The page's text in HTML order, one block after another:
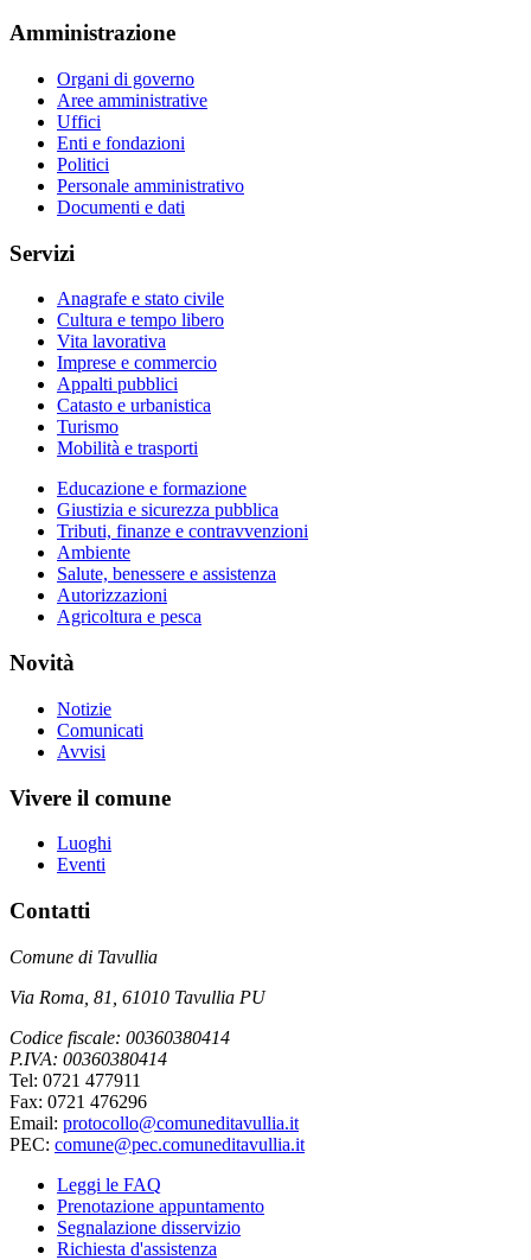
Amministrazione
Organi di governo
Aree amministrative
Uffici
Enti e fondazioni
Politici
Personale amministrativo
Documenti e dati
Servizi
Anagrafe e stato civile
Cultura e tempo libero
Vita lavorativa
Imprese e commercio
Appalti pubblici
Catasto e urbanistica
Turismo
Mobilità e trasporti
Educazione e formazione
Giustizia e sicurezza pubblica
Tributi, finanze e contravvenzioni
Ambiente
Salute, benessere e assistenza
Autorizzazioni
Agricoltura e pesca
Novità
Notizie
Comunicati
Avvisi
Vivere il comune
Luoghi
Eventi
Contatti
Comune di Tavullia
Via Roma, 81, 61010 Tavullia PU
Codice fiscale: 00360380414
P.IVA: 00360380414
Tel: 0721 477911
Fax: 0721 476296
Email: protocollo@comuneditavullia.it
PEC: comune@pec.comuneditavullia.it
Leggi le FAQ
Prenotazione appuntamento
Segnalazione disservizio
Richiesta d'assistenza